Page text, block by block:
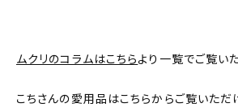
ムクリのコラムはこちらより一覧でご覧い
こちさんの愛用品はこちらからご覧いただ